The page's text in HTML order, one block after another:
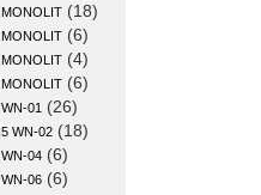
(18)
(6)
(4)
(6)
01 (26)
WN-02 (18)
04 (6)
06 (6)